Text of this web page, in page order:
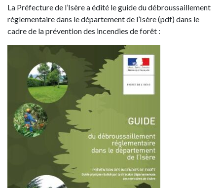
La Préfecture de l’Isère a édité le guide du débroussaillement
réglementaire dans le département de l’Isère (pdf) dans le
cadre de la prévention des incendies de forêt :